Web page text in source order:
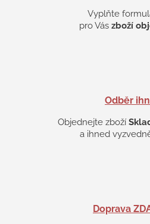
y
v
Vyplňte
pro Vás zboží
Odběr
Objednejte zboží
a ihned
Doprava